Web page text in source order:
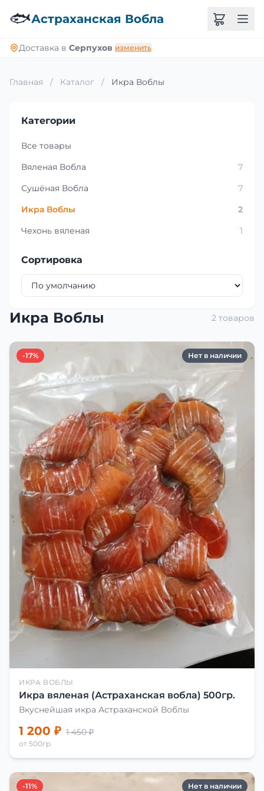
🐟Астраханская Вобла
Доставка в Серпухов изменить
Главная / Каталог / Икра Воблы
Категории
Все товары
Вяленая Вобла
7
Сушёная Вобла
7
Икра Воблы
2
Чехонь вяленая
1
Сортировка
Икра Воблы 2 товаров
-17% Нет в наличии
ИКРА ВОБЛЫ
Икра вяленая (Астраханская вобла) 500гр.
Вкуснейшая икра Астраханской Воблы
1 200 ₽ 1 450 ₽
от 500гр
-11% Нет в наличии